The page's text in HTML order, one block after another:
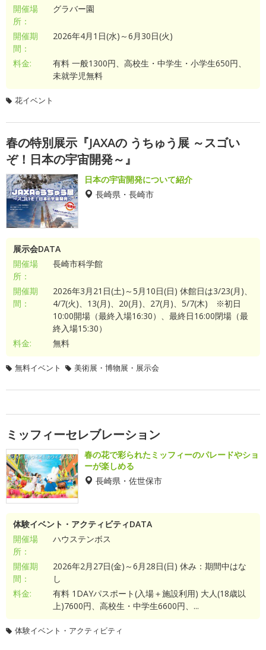
開催場
所：
グラバー園
開催期
間：
2026年4月1日(水)～6月30日(火)
料金:
有料 一般1300円、高校生・中学生・小学生650円、
未就学児無料
花イベント
春の特別展示『JAXAの うちゅう展 ～スゴい
ぞ！日本の宇宙開発～』
日本の宇宙開発について紹介
長崎県・長崎市
展示会DATA
開催場
所：
長崎市科学館
開催期
間：
2026年3月21日(土)～5月10日(日) 休館日は3/23(月)、
4/7(火)、13(月)、20(月)、27(月)、5/7(木) ※初日
10:00開場（最終入場16:30）、最終日16:00閉場（最
終入場15:30）
料金:
無料
無料イベント 美術展・博物展・展示会
ミッフィーセレブレーション
春の花で彩られたミッフィーのパレードやショ
ーが楽しめる
長崎県・佐世保市
体験イベント・アクティビティDATA
開催場
所：
ハウステンボス
開催期
間：
2026年2月27日(金)～6月28日(日) 休み：期間中はな
し
料金:
有料 1DAYパスポート(入場＋施設利用) 大人(18歳以
上)7600円、高校生・中学生6600円、...
体験イベント・アクティビティ